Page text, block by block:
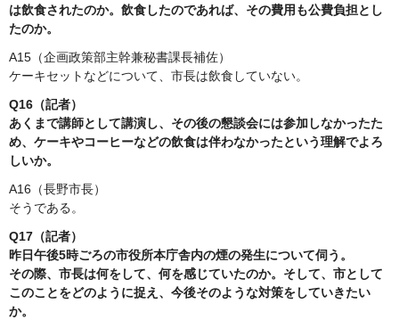
は飲食されたのか。飲食したのであれば、その費用も公費負担とし
たのか。
A15（企画政策部主幹兼秘書課長補佐）
ケーキセットなどについて、市長は飲食していない。
Q16（記者）
あくまで講師として講演し、その後の懇談会には参加しなかったた
め、ケーキやコーヒーなどの飲食は伴わなかったという理解でよろ
しいか。
A16（長野市長）
そうである。
Q17（記者）
昨日午後5時ごろの市役所本庁舎内の煙の発生について伺う。
その際、市長は何をして、何を感じていたのか。そして、市として
このことをどのように捉え、今後そのような対策をしていきたい
か。